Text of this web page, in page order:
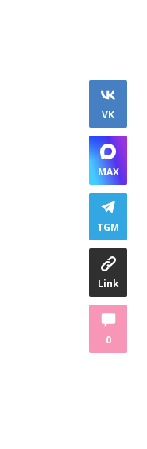
VK
MAX
TGM
Link
0